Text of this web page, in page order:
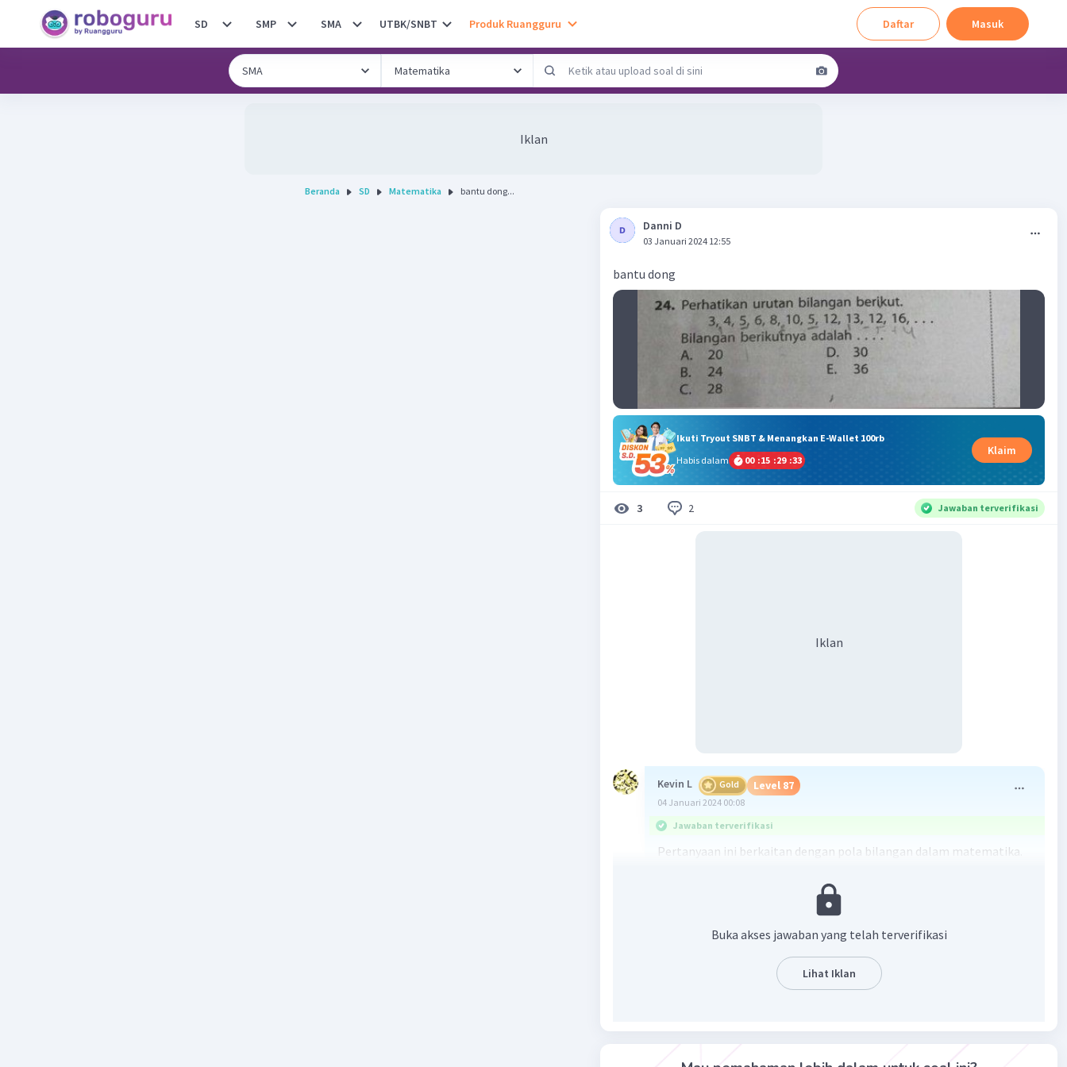
SD SMP SMA UTBK/SNBT Produk Ruangguru Daftar Masuk
Iklan
Beranda SD Matematika bantu dong...
Danni D
03 Januari 2024 12:55
bantu dong
Ikuti Tryout SNBT & Menangkan E-Wallet 100rb
Habis dalam
00 :15 :29 :32
Klaim
3 2 Jawaban terverifikasi
Iklan
Kevin L Gold Level 87
04 Januari 2024 00:08
Jawaban terverifikasi
Pertanyaan ini berkaitan dengan pola bilangan dalam matematika.
pola tertentu. Dalam hal ini, kita perlu mencari pola atau aturan
yang mengatur urutan bilangan tersebut untuk menemukan
bilangan berikutnya.
1. Pertama, kita perlu mencermati urutan bilangan tersebut. Jika
mendapatkan: 3 (+1) 4 (+1) 5 (+1) 6 (+2) 8 (+2) 10 (-5) 5 (+7) 12 (+1) 13
Buka akses jawaban yang telah terverifikasi
Lihat Iklan